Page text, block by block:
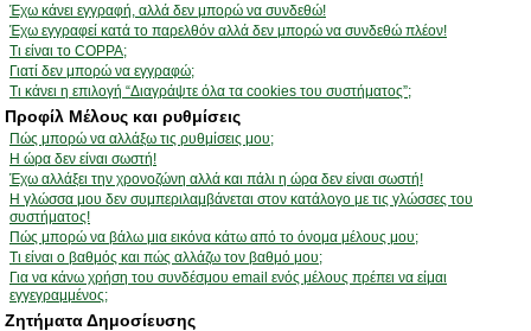
Έχω κάνει εγγραφή, αλλά δεν μπορώ να συνδεθώ!
Έχω εγγραφεί κατά το παρελθόν αλλά δεν μπορώ να συνδεθώ πλέον!
Τι είναι το COPPA;
Γιατί δεν μπορώ να εγγραφώ;
Τι κάνει η επιλογή “Διαγράψτε όλα τα cookies του συστήματος”;
Προφίλ Μέλους και ρυθμίσεις
Πώς μπορώ να αλλάξω τις ρυθμίσεις μου;
Η ώρα δεν είναι σωστή!
Έχω αλλάξει την χρονοζώνη αλλά και πάλι η ώρα δεν είναι σωστή!
Η γλώσσα μου δεν συμπεριλαμβάνεται στον κατάλογο με τις γλώσσες του
συστήματος!
Πώς μπορώ να βάλω μια εικόνα κάτω από το όνομα μέλους μου;
Τι είναι ο βαθμός και πώς αλλάζω τον βαθμό μου;
Για να κάνω χρήση του συνδέσμου email ενός μέλους πρέπει να είμαι
εγγεγραμμένος;
Ζητήματα Δημοσίευσης